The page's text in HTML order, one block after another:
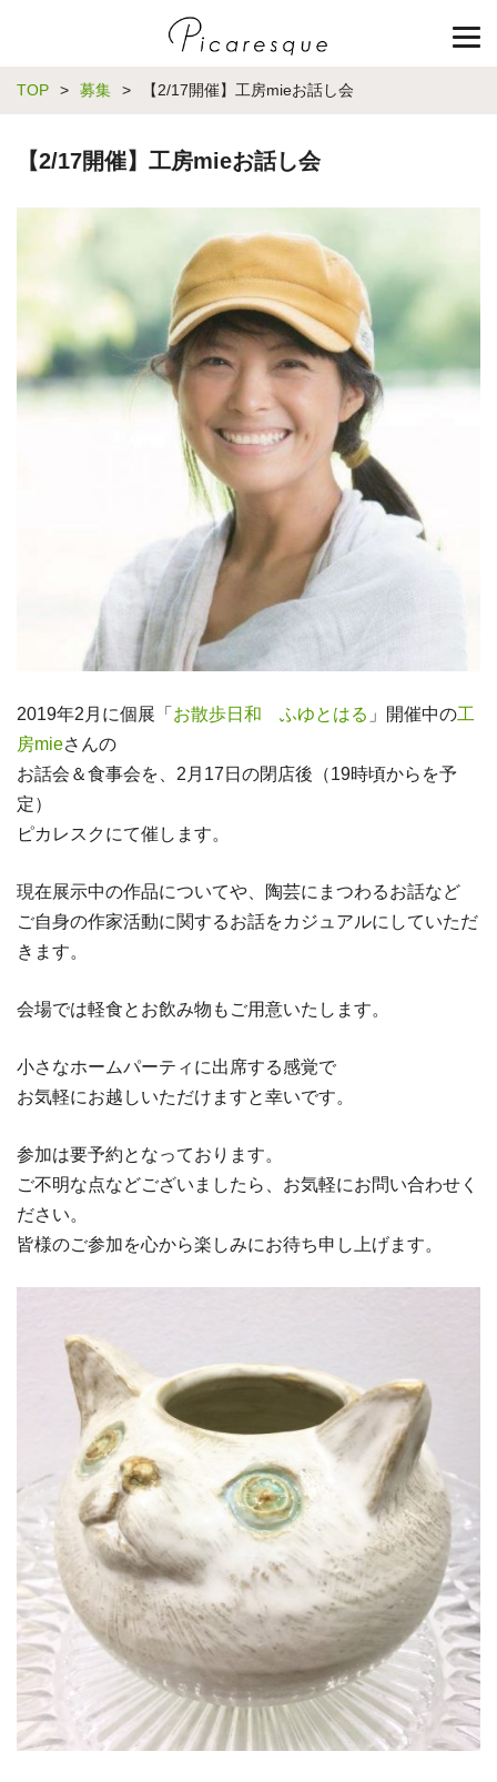
TOP > 募集 > 【2/17開催】工房mieお話し会
【2/17開催】工房mieお話し会
2019年2月に個展「 お散歩日和 ふゆとはる 」開催中の工
房mieさんの
お話会＆食事会を、2月17日の閉店後（19時頃からを予
定）
ピカレスクにて催します。
現在展示中の作品についてや、陶芸にまつわるお話など
ご自身の作家活動に関するお話をカジュアルにしていただ
きます。
会場では軽食とお飲み物もご用意いたします。
小さなホームパーティに出席する感覚で
お気軽にお越しいただけますと幸いです。
参加は要予約となっております。
ご不明な点などございましたら、お気軽にお問い合わせく
ださい。
皆様のご参加を心から楽しみにお待ち申し上げます。